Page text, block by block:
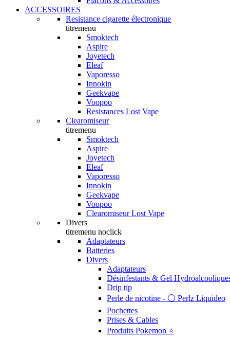
ACCESSOIRES
Resistance cigarette électronique
titremenu
Smoktech
Aspire
Joyetech
Eleaf
Vaporesso
Innokin
Geekvape
Voopoo
Resistances Lost Vape
Clearomiseur
titremenu
Smoktech
Aspire
Joyetech
Eleaf
Vaporesso
Innokin
Geekvape
Voopoo
Clearomiseur Lost Vape
Divers
titremenu noclick
Adaptateurs
Batteries
Divers
Adaptateurs
Désinfestants & Gel
Drip tip
Perle de nicotine - ⚪️ Perlz Liquideo
Pochettes
Prises & Cables
Produits Pokemon ⭐️